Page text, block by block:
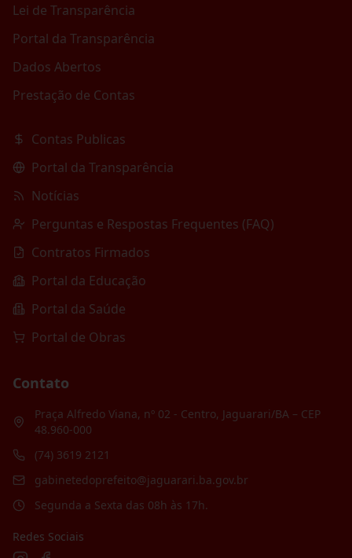
Lei de Transparência
Portal da Transparência
Dados Abertos
Prestação de Contas
Contas Publicas
Portal da Transparência
Notícias
Perguntas e Respostas Frequentes (FAQ)
Contratos Firmados
Portal da Educação
Portal da Saúde
Portal de Obras
Contato
Praça Alfredo Viana, nº 02 - Centro, Jaguarari/BA – CEP
48.960-000
(74) 3619 2121
gabinetedoprefeito@jaguarari.ba.gov.br
Segunda a Sexta das 08h às 17h.
Redes Sociais